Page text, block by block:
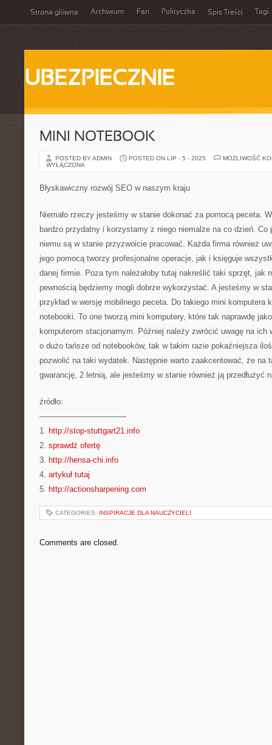
Strona główna Archiwum Fan Polityczka Spis Treści Tagi
UBEZPIECZNIE
MINI NOTEBOOK
POSTED BY ADMIN POSTED ON LIP - 5 - 2025
MOŻLIWOŚĆ
WYŁĄCZONA
Błyskawiczny rozwój SEO w naszym kraju
Niemało rzeczy jesteśmy w stanie dokonać za pomocą peceta.
bardzo przydatny i korzystamy z niego niemalże na co dzień.
niemu są w stanie przyzwoicie pracować. Każda firma również
jego pomocą tworzy profesjonalne operacje, jak i księguje
danej firmie. Poza tym należałoby tutaj nakreślić taki sprzęt, jak
pewnością będziemy mogli dobrze wykorzystać. A jesteśmy w
przykład w wersję mobilnego peceta. Do takiego mini komputera
notebooki. To one tworzą mini komputery, które tak naprawdę
komputerom stacjonarnym. Później należy zwrócić uwagę na ich
o dużo tańsze od notebooków, tak w takim razie pokaźniejsza
pozwolić na taki wydatek. Następnie warto zaakcentować, że na
gwarancję, 2 letnią, ale jesteśmy w stanie również ją przedłużyć
źródło:
———————————
1. http://stop-stuttgart21.info
2. sprawdź ofertę
3. http://hensa-chi.info
4. artykuł tutaj
5. http://actionsharpening.com
CATEGORIES: INSPIRACJE DLA NAUCZYCIELI
Comments are closed.